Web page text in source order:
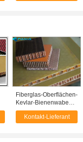
Fiberglas-Oberflächen-
Kevlar-Bienenwaben-
Platten, Flugzeug-
Kevlar-Wände
Kontakt-Lieferant